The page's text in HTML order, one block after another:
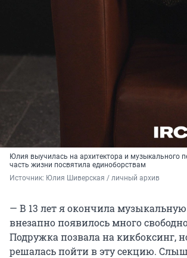
Юлия выучилась на архитектора и музыкального
часть жизни посвятила единоборствам
Источник: Юлия Шиверская / личный архив
— В 13 лет я окончила
внезапно появилось много
Подружка позвала на кикбоксинг,
решалась пойти в эту секцию.